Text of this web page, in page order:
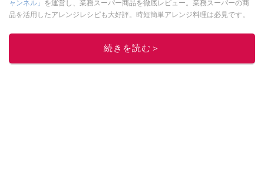
ャンネル」 を運営し、業務スーパー商品を徹底レビュー。業務スーパーの商
品を活用したアレンジレシピも大好評。時短簡単アレンジ料理は必見です。
このイチオシストの他の記事を読む
続きを読む＞